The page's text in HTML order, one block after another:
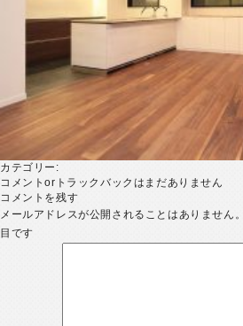
カテゴリー:
コメントorトラックバックはまだありません
コメントを残す
メールアドレスが公開されることはありません。
目です